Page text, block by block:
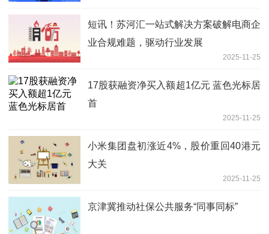
短讯！苏河汇一站式解决方案破解电商企
业合规难题，驱动行业发展
2025-11-25
17股获融资净买入额超1亿元 蓝色光标居
首
2025-11-25
小米集团盘初涨近4%，股价重回40港元
大关
2025-11-25
京津冀推动社保公共服务“同事同标”